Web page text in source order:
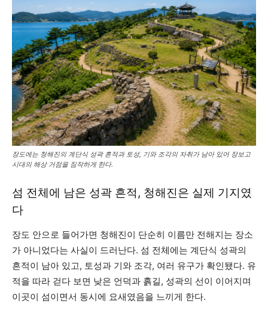
장도에는 청해진의 계단식 성곽 흔적과 토성, 기와 조각의 자취가 남아 있어 장보고
시대의 해상 거점을 짐작하게 한다.
섬 전체에 남은 성곽 흔적, 청해진은 실제 기지였
다
장도 안으로 들어가면 청해진이 단순히 이름만 전해지는 장소
가 아니었다는 사실이 드러난다. 섬 전체에는 계단식 성곽의
흔적이 남아 있고, 토성과 기와 조각, 여러 유구가 확인됐다. 유
적을 따라 걷다 보면 낮은 언덕과 흙길, 성곽의 선이 이어지며
이곳이 섬이면서 동시에 요새였음을 느끼게 한다.